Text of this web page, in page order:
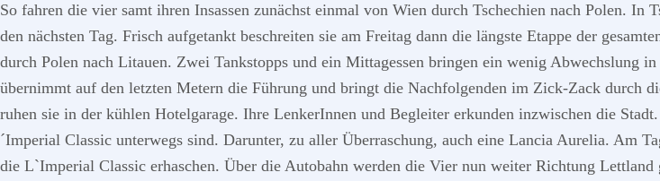
So fahren die vier samt ihren Insassen zunächst einmal von Wien durch Tschechien nach Polen.
den nächsten Tag. Frisch aufgetankt beschreiten sie am Freitag dann die längste Etappe der
durch Polen nach Litauen. Zwei Tankstopps und ein Mittagessen bringen ein wenig Abwechslung
übernimmt auf den letzten Metern die Führung und bringt die Nachfolgenden im Zick-Zack durch
ruhen sie in der kühlen Hotelgarage. Ihre LenkerInnen und Begleiter erkunden inzwischen die
´Imperial Classic unterwegs sind. Darunter, zu aller Überraschung, auch eine Lancia Aurelia. Am
die L`Imperial Classic erhaschen. Über die Autobahn werden die Vier nun weiter Richtung